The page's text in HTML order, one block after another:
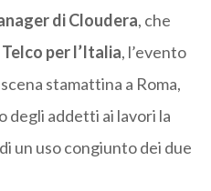
di Cloudera, che
Telco per l’Italia, l’evento
stamattina a Roma,
degli addetti ai lavori la
un uso congiunto dei due